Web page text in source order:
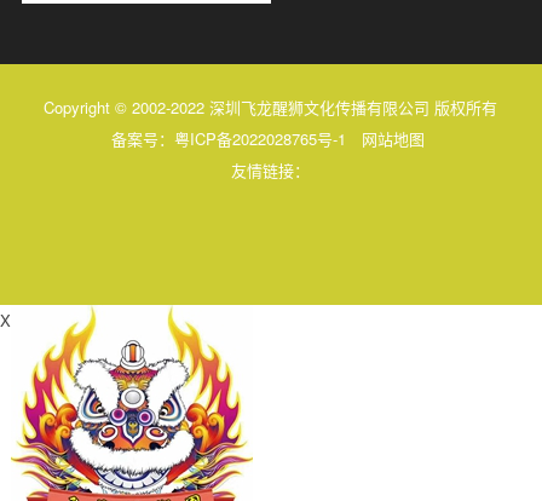
Copyright © 2002-2022 深圳飞龙醒狮文化传播有限公司 版权所有
备案号：粤ICP备2022028765号-1
网站地图
友情链接：
X